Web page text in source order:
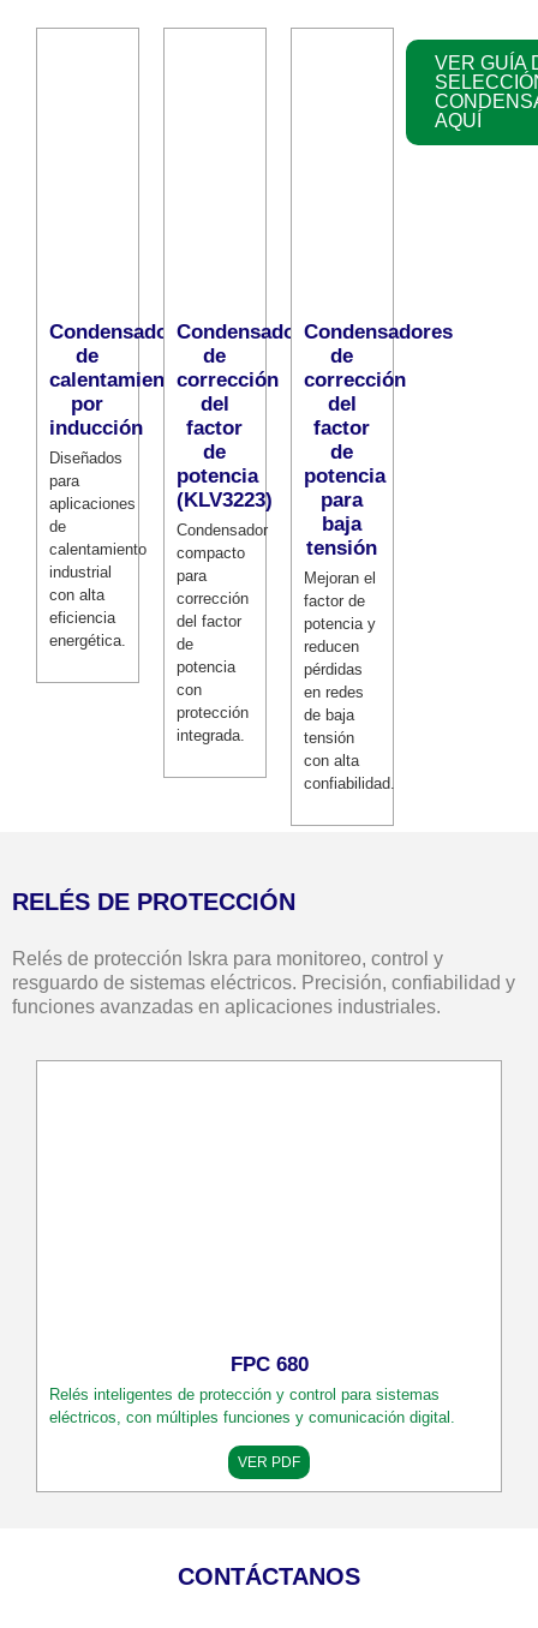
Condensadores
de
calentamiento
por
inducción
Diseñados
para
aplicaciones
de
calentamiento
industrial
con alta
eficiencia
energética.
Condensadores
de
corrección
del
factor
de
potencia
(KLV3223)
Condensador
compacto
para
corrección
del factor
de
potencia
con
protección
integrada.
Condensadores
de
corrección
del
factor
de
potencia
para
baja
tensión
Mejoran el
factor de
potencia y
reducen
pérdidas
en redes
de baja
tensión
con alta
confiabilidad.
VER GUÍA
AQUÍ
RELÉS DE PROTECCIÓN
Relés de protección Iskra para monitoreo, control y
resguardo de sistemas eléctricos. Precisión, confiabilidad y
funciones avanzadas en aplicaciones industriales.
FPC 680
Relés inteligentes de protección y control para sistemas
eléctricos, con múltiples funciones y comunicación digital.
VER PDF
CONTÁCTANOS